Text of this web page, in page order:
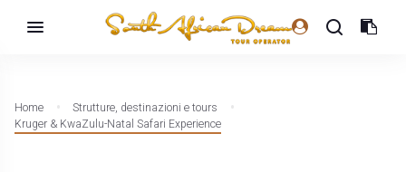
Home
Strutture, destinazioni e tours
Kruger & KwaZulu-Natal Safari Experience